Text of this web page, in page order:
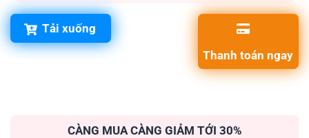
Tải xuống
Thanh toán ngay
CÀNG MUA CÀNG GIẢM TỚI 30%